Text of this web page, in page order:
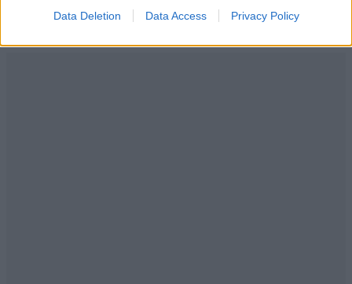
Data Deletion Data Access Privacy Policy
Απαντήστε